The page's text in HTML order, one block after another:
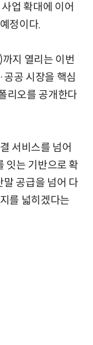
업 확대에 이어
정이다.
지 열리는 이번
공공 시장을 핵심
리오를 공개한다
서비스를 넘어
잇는 기반으로 확
말 공급을 넘어 다
를 넓히겠다는